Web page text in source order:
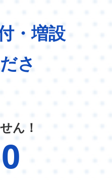
・増設
さ
ん！